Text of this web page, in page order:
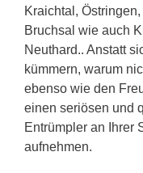
Kraichtal,
Bruchsal wie auch
Neuthard.. Anstatt
kümmern, warum
ebenso wie den
einen seriösen und
Entrümpler an Ihrer
aufnehmen.